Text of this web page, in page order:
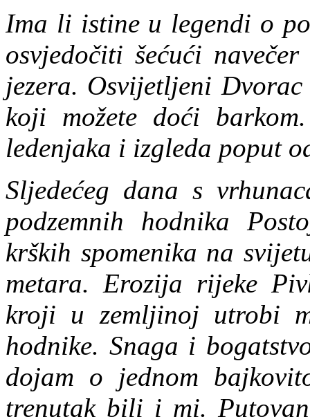
Ima li istine u legendi o
osvjedočiti šećući
jezera. Osvijetljeni
koji možete doći
ledenjaka i izgleda poput
Sljedećeg dana s
podzemnih hodnika
krških spomenika na
metara. Erozija rijeke
kroji u zemljinoj utrobi
hodnike. Snaga i
dojam o jednom
trenutak bili i mi.